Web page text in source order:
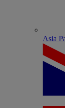
Asia